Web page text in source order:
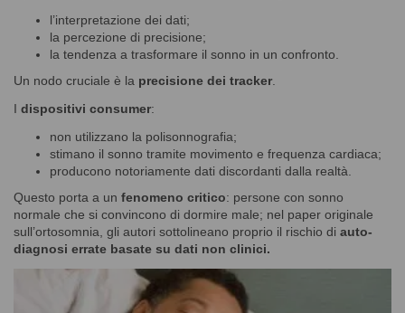
l’interpretazione dei dati;
la percezione di precisione;
la tendenza a trasformare il sonno in un confronto.
Un nodo cruciale è la precisione dei tracker
I dispositivi consumer:
non utilizzano la polisonnografia;
stimano il sonno tramite movimento e frequenza cardiaca;
producono notoriamente dati discordanti dalla realtà.
Questo porta a un fenomeno critico: persone con sonno
normale che si convincono di dormire male; nel paper originale
sull’ortosomnia, gli autori sottolineano proprio il rischio di auto-
diagnosi errate basate su dati non clinici.